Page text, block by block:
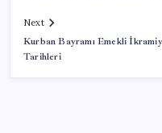
Next
Kurban Bayramı Emekli
Tarihleri